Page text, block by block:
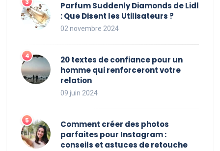
Parfum Suddenly Diamonds de Lidl
: Que Disent les Utilisateurs ?
02 novembre 2024
20 textes de confiance pour un
homme qui renforceront votre
relation
09 juin 2024
Comment créer des photos
parfaites pour Instagram :
conseils et astuces de retouche